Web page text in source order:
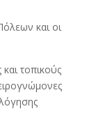
και οι
τοπικούς